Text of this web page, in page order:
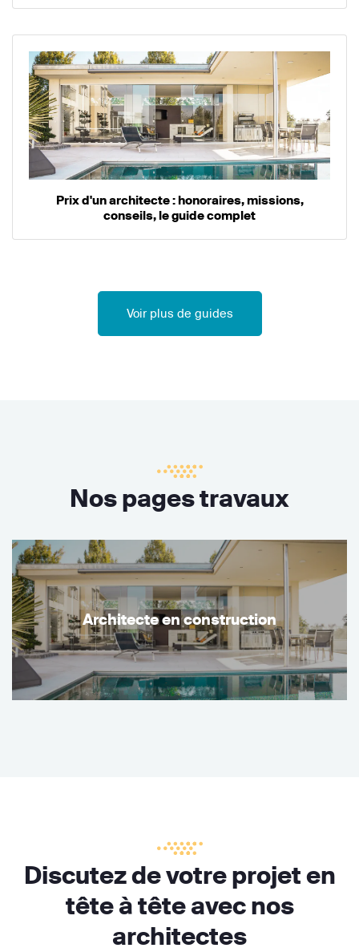
Prix d'un architecte : honoraires, missions,
conseils, le guide complet
Voir plus de guides
Nos pages travaux
Architecte en construction
Discutez de votre projet en
tête à tête avec nos
architectes